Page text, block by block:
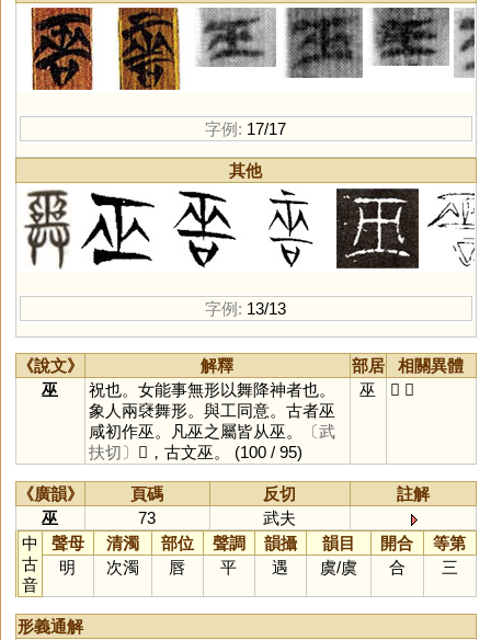
字例: 17/17
其他
字例: 13/13
《說文》 解釋 部居
相關異體
巫
祝也。女能事無形以舞降神者也。
象人兩褎舞形。與工同意。古者巫
咸初作巫。凡巫之屬皆从巫。
〔武
扶切〕
𢍮，古文巫。 (100 / 95)
巫 𠮎 𢍮
《廣韻》 頁碼 反切
註解
巫
73
武夫
中
古
音
聲母 清濁 部位 聲調 韻攝 韻目 開合
等第
明
次濁 唇 平 遇 虞/虞 合 三
形義通解